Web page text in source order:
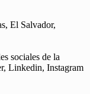
El Salvador,
sociales de la
Linkedin, Instagram